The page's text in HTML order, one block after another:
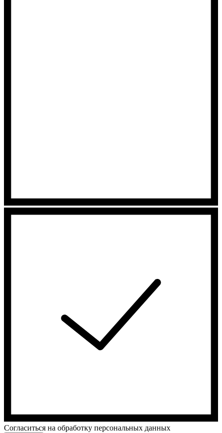
Cогласиться на обработку персональных данных